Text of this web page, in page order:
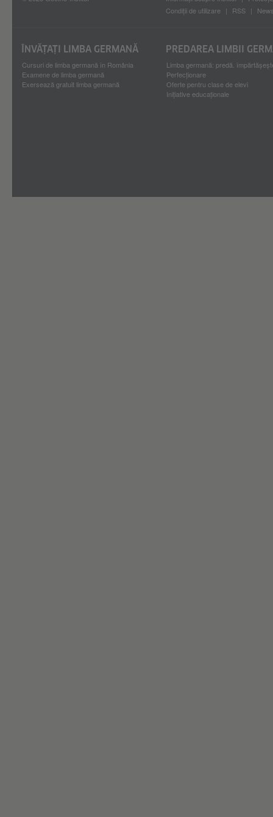
Condiții de utilizare
RSS
ÎNVĂȚAȚI LIMBA GERMANĂ
Cursuri de limba germană în România
Examene de limba germană
Exersează gratuit limba germană
PREDAREA LIMBII
Limba germană: predă.
Perfecționare
Oferte pentru clase de elevi
Inițiative educaționale